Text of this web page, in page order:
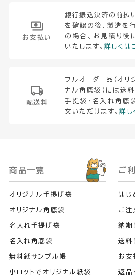
お支払い
銀行振込決済の前払
を確認の後、製造を
の場合、お見積り後
いたします。 詳しくは
配送料
フルオーダー品（オリ
ナル角底袋）には送
手提袋・名入れ角底
文いただけます。詳し
商品一覧
オリジナル手提げ袋
オリジナル角底袋
名入れ手提げ袋
名入れ角底袋
無料紙サンプル帳
小ロットでオリジナル紙袋
ご
はじ
ご注
納期
送料
お支
返品